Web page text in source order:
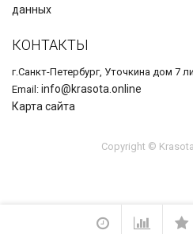
данных
КОНТАКТЫ
г.Санкт-Петербург, Уточкина дом 7
Email: info@krasota.online
Карта сайта
Copyright ©